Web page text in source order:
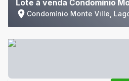
Lote à venda Condomínio
Condomínio Monte Ville,